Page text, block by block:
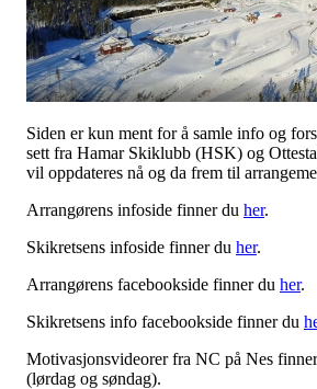
Siden er kun ment for å samle info og
sett fra Hamar Skiklubb (HSK) og
vil oppdateres nå og da frem til
Arrangørens infoside finner du her.
Skikretsens infoside finner du her.
Arrangørens facebookside finner du her.
Skikretsens info facebookside finner du
Motivasjonsvideorer fra NC på Nes
(lørdag og søndag).